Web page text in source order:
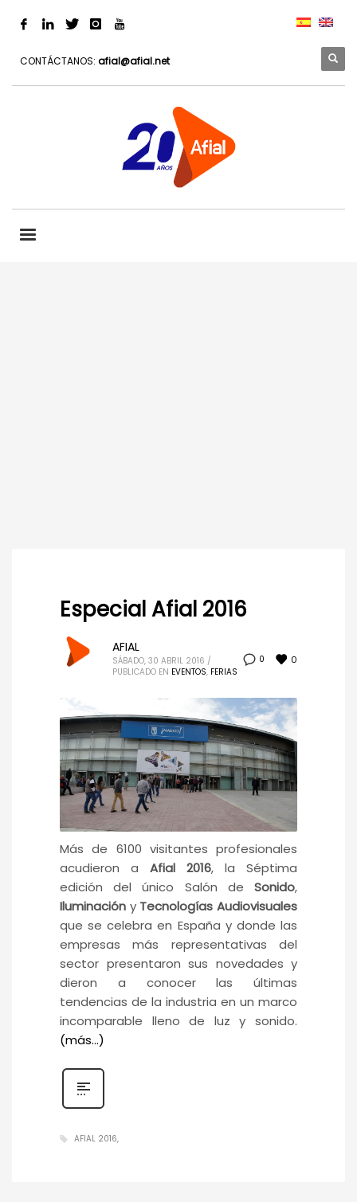
CONTÁCTANOS: afial@afial.net
Especial Afial 2016
0 0
AFIAL
SÁBADO, 30 ABRIL 2016 /
PUBLICADO EN EVENTOS, FERIAS
Más de 6100 visitantes profesionales
acudieron a Afial 2016, la Séptima
edición del único Salón de Sonido,
Iluminación y Tecnologías Audiovisuales
que se celebra en España y donde las
empresas más representativas del
sector presentaron sus novedades y
dieron a conocer las últimas
tendencias de la industria en un marco
incomparable lleno de luz y sonido.
(más…)
AFIAL 2016